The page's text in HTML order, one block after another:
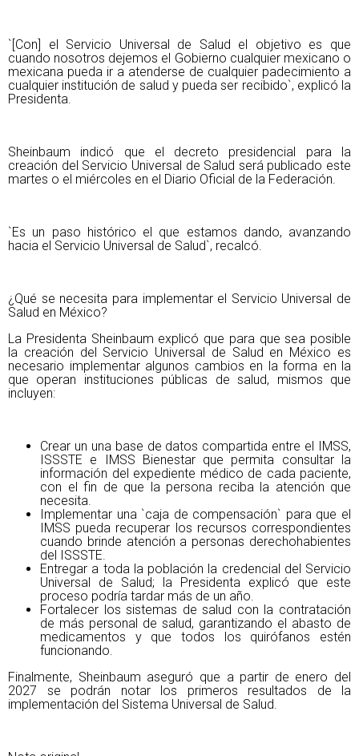
`[Con] el Servicio Universal de Salud el objetivo es que
cuando nosotros dejemos el Gobierno cualquier mexicano o
mexicana pueda ir a atenderse de cualquier padecimiento a
cualquier institución de salud y pueda ser recibido`, explicó la
Presidenta.
Sheinbaum indicó que el decreto presidencial para la
creación del Servicio Universal de Salud será publicado este
martes o el miércoles en el Diario Oficial de la Federación.
`Es un paso histórico el que estamos dando, avanzando
hacia el Servicio Universal de Salud`, recalcó.
¿Qué se necesita para implementar el Servicio Universal de
Salud en México?
La Presidenta Sheinbaum explicó que para que sea posible
la creación del Servicio Universal de Salud en México es
necesario implementar algunos cambios en la forma en la
que operan instituciones públicas de salud, mismos que
incluyen:
Crear un una base de datos compartida entre el IMSS,
ISSSTE e IMSS Bienestar que permita consultar la
información del expediente médico de cada paciente,
con el fin de que la persona reciba la atención que
necesita.
Implementar una `caja de compensación` para que el
IMSS pueda recuperar los recursos correspondientes
cuando brinde atención a personas derechohabientes
del ISSSTE.
Entregar a toda la población la credencial del Servicio
Universal de Salud; la Presidenta explicó que este
proceso podría tardar más de un año.
Fortalecer los sistemas de salud con la contratación
de más personal de salud, garantizando el abasto de
medicamentos y que todos los quirófanos estén
funcionando.
Finalmente, Sheinbaum aseguró que a partir de enero del
2027 se podrán notar los primeros resultados de la
implementación del Sistema Universal de Salud.